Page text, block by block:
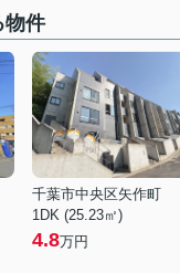
物件
千葉市中央区矢作町
1DK (25.23㎡)
4.8万円